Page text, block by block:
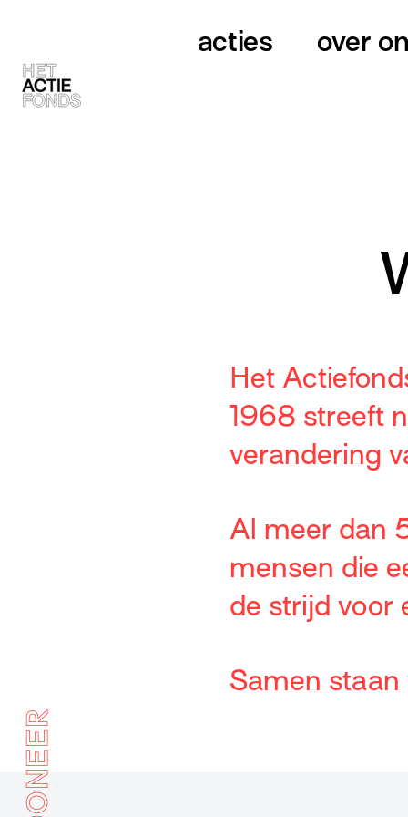
acties over
Het
1968 streeft
verandering
Al meer dan
mensen die
de strijd voor
Samen staan
DONEER